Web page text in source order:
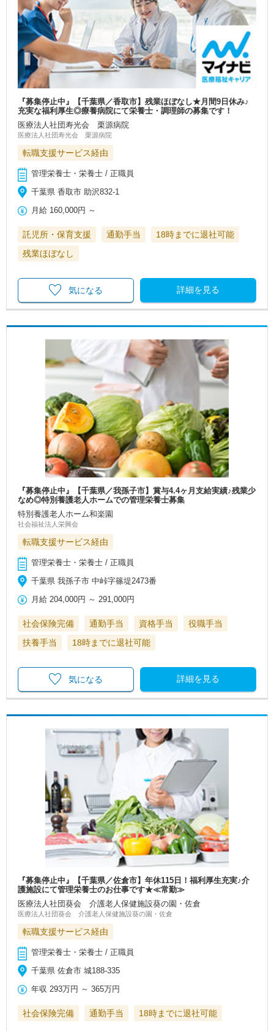
『募集停止中』【千葉県／香取市】残業ほぼなし★月間9日休み♪
充実な福利厚生◎療養病院にて栄養士・調理師の募集です！
医療法人社団寿光会 栗源病院
医療法人社団寿光会 栗源病院
転職支援サービス経由
管理栄養士・栄養士 / 正職員
千葉県 香取市 助沢832-1
月給 160,000円 ～
託児所・保育支援 通勤手当
18時までに退社可能
残業ほぼなし
詳細を見る
気になる
『募集停止中』【千葉県／我孫子市】賞与4.4ヶ月支給実績♪残業少
なめ◎特別養護老人ホームでの管理栄養士募集
特別養護老人ホーム和楽園
社会福祉法人栄興会
転職支援サービス経由
管理栄養士・栄養士 / 正職員
千葉県 我孫子市 中峠字篠堤2473番
月給 204,000円 ～291,000円
社会保険完備 通勤手当 資格手当
役職手当
扶養手当
18時までに退社可能
詳細を見る
気になる
『募集停止中』【千葉県／佐倉市】年休115日！福利厚生充実♪介
護施設にて管理栄養士のお仕事です★≪常勤≫
医療法人社団葵会 介護老人保健施設葵の園・佐倉
医療法人社団葵会 介護老人保健施設葵の園・佐倉
転職支援サービス経由
管理栄養士・栄養士 / 正職員
千葉県 佐倉市 城188-335
年収 293万円 ～365万円
社会保険完備 通勤手当 18時までに退社可能